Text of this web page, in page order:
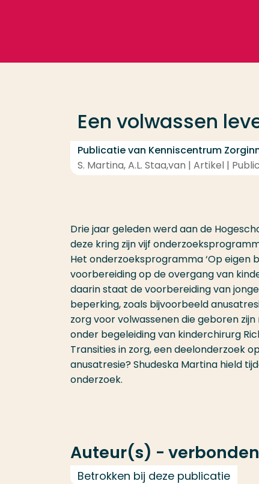
Een volwassen
Publicatie van Kenniscentrum
S. Martina, A.L. Staa,van | Artikel |
Drie jaar geleden werd aan de
deze kring zijn vijf
Het onderzoeksprogramma ‘Op eigen
voorbereiding op de overgang van
daarin staat de voorbereiding van
beperking, zoals bijvoorbeeld
zorg voor volwassenen die geboren
onder begeleiding van kinderchirurg
Transities in zorg, een deelonderzoek
anusatresie? Shudeska Martina hield
onderzoek.
Auteur(s) -
Betrokken bij deze publicatie